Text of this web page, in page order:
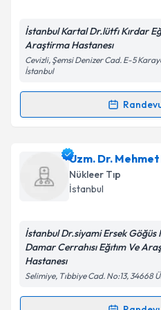
E-posta Adresiniz
Kişisel verilerimin
'ni okudum ve
kapsamda
Takvim
İstanbul Kartal Dr.lütfı Kırdar
Araştirma Hastanesı
Cevizli, Şemsi Denizer Cad. E-5
İstanbul
Randevu Takvimi
Dr. Fatma Tunçdemir
oluşturun. Size bu
takvim hazırlandığında
Kişisel verilerimin
Metni'ni okudum ve
Uzm. Dr.
Nükleer Tıp
İstanbul
İstanbul Dr.siyami Ersek Göğüs
Damar Cerrahısı Eğıtım Ve
Hastanesı
Selimiye, Tıbbiye Cad. No:13, 34668